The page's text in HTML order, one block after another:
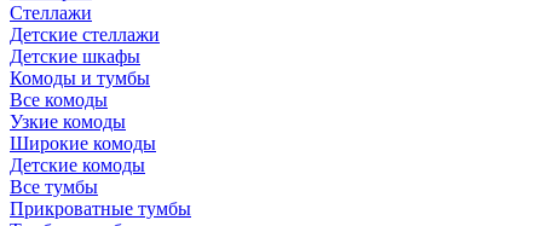
Стеллажи
Детские стеллажи
Детские шкафы
Комоды и тумбы
Все комоды
Узкие комоды
Широкие комоды
Детские комоды
Все тумбы
Прикроватные тумбы